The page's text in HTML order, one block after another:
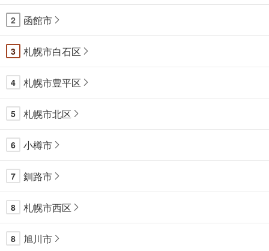
2 函館市
3 札幌市白石区
4 札幌市豊平区
5 札幌市北区
6 小樽市
7 釧路市
8 札幌市西区
8 旭川市